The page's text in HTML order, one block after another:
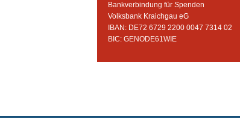
Bankverbindung für Spenden
Volksbank Kraichgau eG
IBAN: DE72 6729 2200 0047 7314 02
BIC: GENODE61WIE